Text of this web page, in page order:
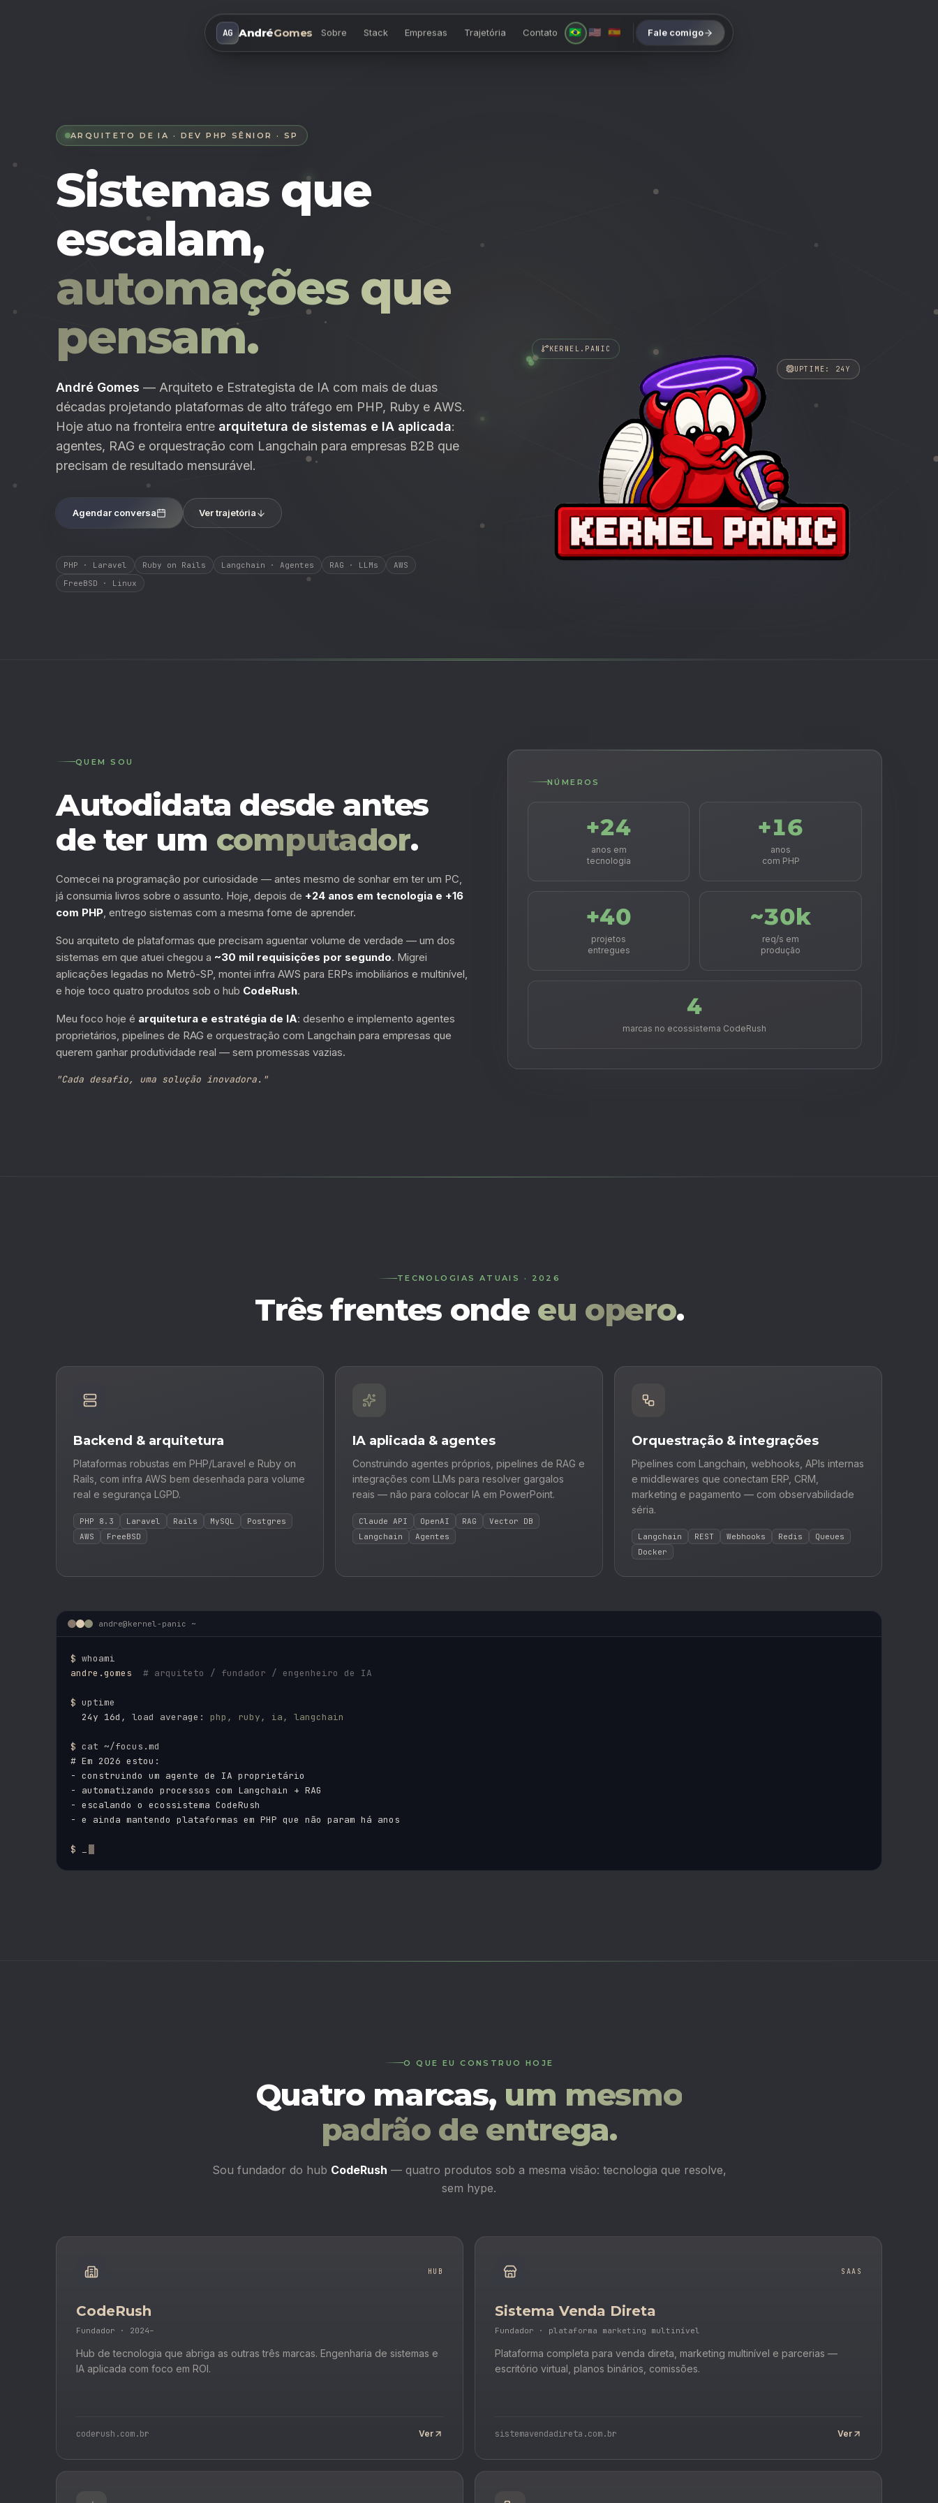
AG AndréGomes Sobre Stack Empresas Trajetória Contato 🇧🇷 🇺🇸 🇪🇸 Fale comigo
ARQUITETO DE IA · DEV PHP SÊNIOR · SP
Sistemas que
escalam,
automações que
pensam.
André Gomes — Arquiteto e Estrategista de IA com mais de duas
décadas projetando plataformas de alto tráfego em PHP, Ruby e AWS.
Hoje atuo na fronteira entre arquitetura de sistemas e IA aplicada:
agentes, RAG e orquestração com Langchain para empresas B2B que
precisam de resultado mensurável.
Agendar conversa Ver trajetória
PHP · Laravel Ruby on Rails Langchain · Agentes RAG · LLMs
AWS
FreeBSD · Linux
UPTIME: 24Y
KERNEL.PANIC
QUEM SOU
Autodidata desde antes
de ter um computador.
Comecei na programação por curiosidade — antes mesmo de sonhar em ter um PC,
já consumia livros sobre o assunto. Hoje, depois de +24 anos em tecnologia e +16
com PHP , entrego sistemas com a mesma fome de aprender.
Sou arquiteto de plataformas que precisam aguentar volume de verdade — um dos
sistemas em que atuei chegou a ~30 mil requisições por segundo. Migrei
aplicações legadas no Metrô-SP, montei infra AWS para ERPs imobiliários e multinível,
e hoje toco quatro produtos sob o hub CodeRush.
Meu foco hoje é arquitetura e estratégia de IA: desenho e implemento agentes
proprietários, pipelines de RAG e orquestração com Langchain para empresas que
querem ganhar produtividade real — sem promessas vazias.
"Cada desafio, uma solução inovadora."
NÚMEROS
+24
anos em
tecnologia
+16
anos
com PHP
+40
projetos
entregues
~30k
req/s em
produção
4
marcas no ecossistema CodeRush
TECNOLOGIAS ATUAIS · 2026
Três frentes onde eu opero.
Backend & arquitetura
Plataformas robustas em PHP/Laravel e Ruby on
Rails, com infra AWS bem desenhada para volume
real e segurança LGPD.
PHP 8.3 Laravel Rails MySQL
Postgres
AWS
FreeBSD
IA aplicada & agentes
Construindo agentes próprios, pipelines de RAG e
integrações com LLMs para resolver gargalos
reais — não para colocar IA em PowerPoint.
Claude API OpenAI RAG
Vector DB
Langchain
Agentes
Orquestração & integrações
Pipelines com Langchain, webhooks, APIs internas
e middlewares que conectam ERP, CRM,
marketing e pagamento — com observabilidade
séria.
Langchain REST Webhooks Redis
Queues
Docker
andre@kernel-panic ~
$
andre.gomes
# arquiteto / fundador / engenheiro de IA
$
  24y 16d
, load average: php, ruby, ia, langchain
$
# Em 2026 estou:
- construindo um agente de IA proprietário
- automatizando processos com Langchain + RAG
- escalando o ecossistema CodeRush
- e ainda mantendo plataformas em PHP que não param há anos
$
O QUE EU CONSTRUO HOJE
Quatro marcas, um mesmo
padrão de entrega.
Sou fundador do hub CodeRush — quatro produtos sob a mesma visão: tecnologia que resolve,
sem hype.
HUB
CodeRush
Fundador · 2024–
Hub de tecnologia que abriga as outras três marcas. Engenharia de sistemas e
IA aplicada com foco em ROI.
coderush.com.br Ver
SAAS
Sistema Venda Direta
Fundador · plataforma marketing multinível
Plataforma completa para venda direta, marketing multinível e parcerias —
escritório virtual, planos binários, comissões.
sistemavendadireta.com.br Ver